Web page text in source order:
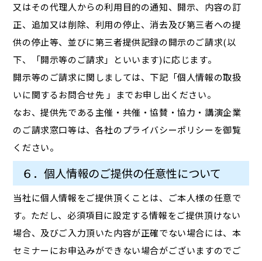
又はその代理人からの利用目的の通知、開示、内容の訂
正、追加又は削除、利用の停止、消去及び第三者への提
供の停止等、並びに第三者提供記録の開示のご請求(以
下、「開示等のご請求」といいます)に応じます。
開示等のご請求に関しましては、下記「個人情報の取扱
いに関するお問合せ先 」までお申し出ください。
なお、提供先である主催・共催・協賛・協力・講演企業
のご請求窓口等は、各社のプライバシーポリシーを御覧
ください。
６．個人情報のご提供の任意性について
当社に個人情報をご提供頂くことは、ご本人様の任意で
す。ただし、必須項目に設定する情報をご提供頂けない
場合、及びご入力頂いた内容が正確でない場合には、本
セミナーにお申込みができない場合がございますのでご